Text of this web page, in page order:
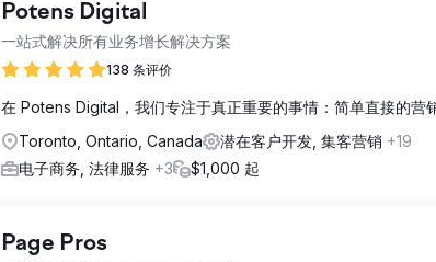
Potens Digital
一站式解决所有业务增长解决方案
138 条评价
在 Potens Digital，我们专注于真正重要的事情：简单直接的营
Toronto, Ontario, Canada
潜在客户开发, 集客营销 +19
电子商务, 法律服务 +3 $1,000 起
Page Pros